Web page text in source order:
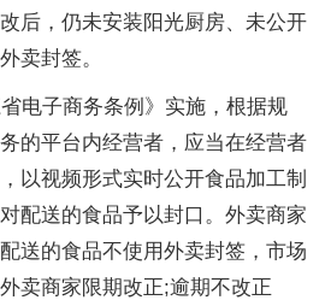
后，仍未安装阳光厨房、未公开
卖封签。
电子商务条例》实施，根据规
的平台内经营者，应当在经营者
以视频形式实时公开食品加工制
配送的食品予以封口。外卖商家
送的食品不使用外卖封签，市场
卖商家限期改正;逾期不改正